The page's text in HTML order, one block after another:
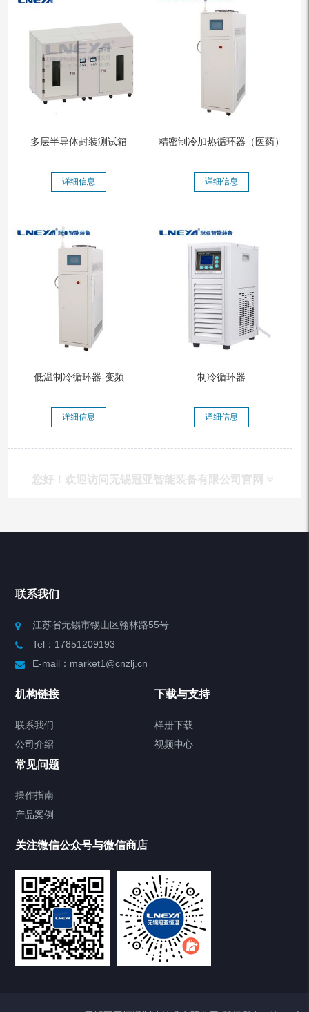
多层半导体封装测试箱
详细信息
精密制冷加热循环器（医药）
详细信息
低温制冷循环器-变频
详细信息
制冷循环器
详细信息
您好！欢迎访问无锡冠亚智能装备有限公司官网
产品列表
制冷加热动态控温系统
Chiller直冷控温机组
Heating Circulator加热循环器
Freezer低温箱
VOCs冷凝回收装置
联系我们
江苏省无锡市锡山区翰林路55号
Tel：17851209193
E-mail：market1@cnzlj.cn
机构链接
联系我们
公司介绍
下载与支持
样册下载
视频中心
常见问题
操作指南
产品案例
关注微信公众号与微信商店